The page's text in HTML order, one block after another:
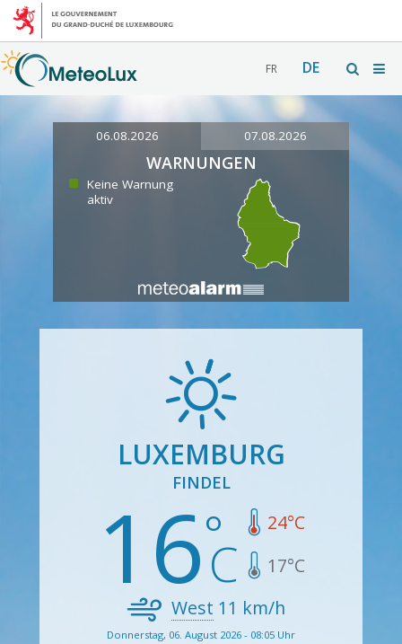
FR DE
06.08.2026 07.08.2026
WARNUNGEN
Keine Warnung
aktiv
LUXEMBURG
FINDEL
16 24°C
17°C
West 11 km/h
Donnerstag, 06. August 2026 - 08:05 Uhr